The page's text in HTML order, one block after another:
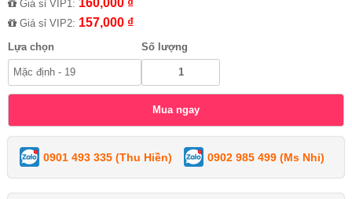
Giá sỉ VIP1: 160,000 ₫
Giá sỉ VIP2: 157,000 ₫
Lựa chọn Số lượng
0901 493 335 (Thu Hiền) 0902 985 499 (Ms Nhi)